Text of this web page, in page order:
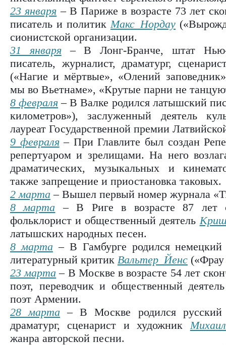
23 января – В Париже в возрасте 73 лет
писатель и политикМакс Нордау
сионистской организации.
31 января– В Лонг-Бранче, штат Нью-
писатель, журналист, драматург,
(«Нагие и мёртвые», «Олений
мы во Вьетнаме», «Крутые парни не
8 февраля – В Валке родился латышский
километров»), заслуженный деятель
лауреат Государственной премии
9 февраля– При Главлите был создан
репертуаром и зрелищами. На него
драматических, музыкальных и
также запрещение и приостановка таковых.
2 марта – Вышел первый номер журнала
8 марта – В Риге в возрасте 87 лет
фольклорист и общественный деятель
латышских народных песен.
8 марта – В Гамбурге родился
литературный критик Вальтер Йенс
23 марта – В Москве в возрасте 54 лет
поэт, переводчик и общественный
поэт Армении.
28 марта – В Москве родился русский
драматург, сценарист и художник
жанра авторской песни.